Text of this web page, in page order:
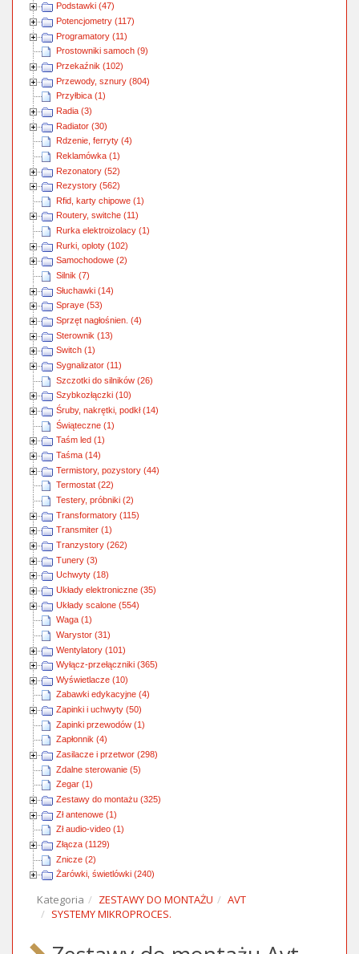
Podstawki (47)
Potencjometry (117)
Programatory (11)
Prostowniki samoch (9)
Przekaźnik (102)
Przewody, sznury (804)
Przyłbica (1)
Radia (3)
Radiator (30)
Rdzenie, ferryty (4)
Reklamówka (1)
Rezonatory (52)
Rezystory (562)
Rfid, karty chipowe (1)
Routery, switche (11)
Rurka elektroizolacy (1)
Rurki, oploty (102)
Samochodowe (2)
Silnik (7)
Słuchawki (14)
Spraye (53)
Sprzęt nagłośnien. (4)
Sterownik (13)
Switch (1)
Sygnalizator (11)
Szczotki do silników (26)
Szybkozłączki (10)
Śruby, nakrętki, podkł (14)
Świąteczne (1)
Taśm led (1)
Taśma (14)
Termistory, pozystory (44)
Termostat (22)
Testery, próbniki (2)
Transformatory (115)
Transmiter (1)
Tranzystory (262)
Tunery (3)
Uchwyty (18)
Układy elektroniczne (35)
Układy scalone (554)
Waga (1)
Warystor (31)
Wentylatory (101)
Wyłącz-przełączniki (365)
Wyświetlacze (10)
Zabawki edykacyjne (4)
Zapinki i uchwyty (50)
Zapinki przewodów (1)
Zapłonnik (4)
Zasilacze i przetwor (298)
Zdalne sterowanie (5)
Zegar (1)
Zestawy do montażu (325)
Zł antenowe (1)
Zł audio-video (1)
Złącza (1129)
Znicze (2)
Żarówki, świetlówki (240)
Kategoria ZESTAWY DO MONTAŻU
AVT
SYSTEMY MIKROPROCES.